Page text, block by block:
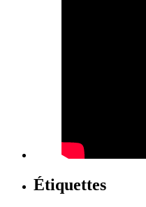
Étiquettes